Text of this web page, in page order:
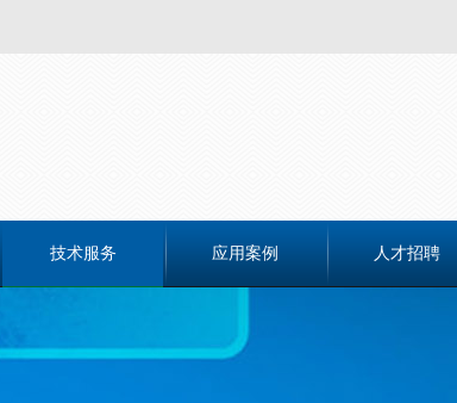
技术服务 应用案例 人才招聘